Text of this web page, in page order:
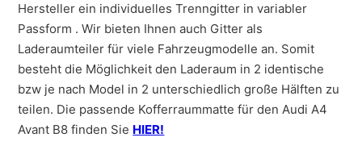
Hersteller ein individuelles Trenngitter in variabler
Passform . Wir bieten Ihnen auch Gitter als
Laderaumteiler für viele Fahrzeugmodelle an. Somit
besteht die Möglichkeit den Laderaum in 2 identische
bzw je nach Model in 2 unterschiedlich große Hälften zu
teilen. Die passende Kofferraummatte für den Audi A4
Avant B8 finden Sie HIER!